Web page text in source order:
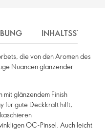
INHALTSSTOFFE
die von den Aromen des
Nuancen glänzender
mit glänzendem Finish
für gute Deckkraft hilft,
OC-Pinsel. Auch leicht